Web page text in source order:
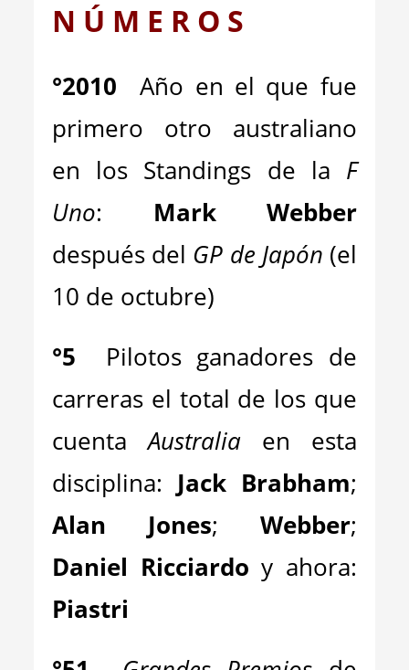
N Ú M E R O S
°2010Año en el que fue
primero otro australiano
en los Standings de la F
Uno: Mark Webber
después del GP de Japón (el
10 de octubre)
°5 Pilotos ganadores de
carreras el total de los que
cuentaAustralia en esta
disciplina: Jack Brabham;
Alan Jones; Webber;
Daniel Ricciardo y ahora:
Piastri